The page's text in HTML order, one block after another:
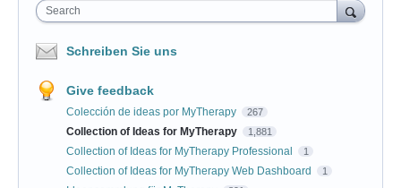
Search
Schreiben Sie uns
Give feedback
Colección de ideas por MyTherapy 267
Collection of Ideas for MyTherapy 1,881
Collection of Ideas for MyTherapy Professional 1
Collection of Ideas for MyTherapy Web Dashboard 1